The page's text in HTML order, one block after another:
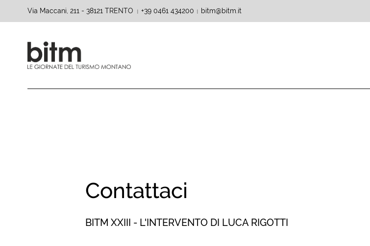
Via Maccani, 211 - 38121 TRENTO +39 0461 434200 bitm@bitm.it
Contattaci
BITM XXIII - L'INTERVENTO DI LUCA RIGOTTI